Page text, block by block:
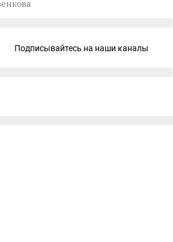
Подписывайтесь на наши каналы